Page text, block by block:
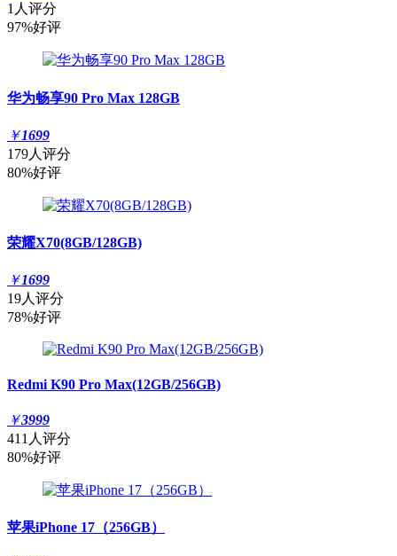
1人评分
97%好评
华为畅享90 Pro Max 128GB
￥1699
179人评分
80%好评
荣耀X70(8GB/128GB)
￥1699
19人评分
78%好评
Redmi K90 Pro Max(12GB/256GB)
￥3999
411人评分
80%好评
苹果iPhone 17（256GB）